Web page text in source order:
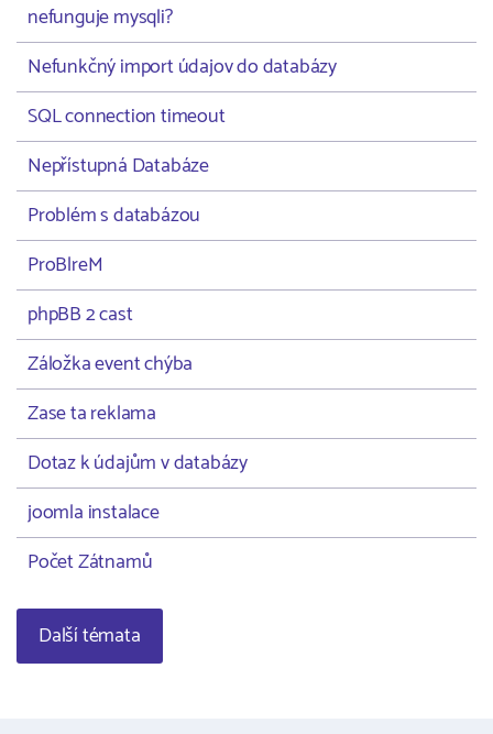
nefunguje mysqli?
Nefunkčný import údajov do databázy
SQL connection timeout
Nepřístupná Databáze
Problém s databázou
ProBlreM
phpBB 2 cast
Záložka event chýba
Zase ta reklama
Dotaz k údajům v databázy
joomla instalace
Počet Zátnamů
Další témata